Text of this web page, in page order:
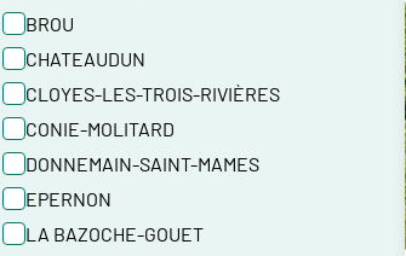
BROU
CHATEAUDUN
CLOYES-LES-TROIS-RIVIÈRES
CONIE-MOLITARD
DONNEMAIN-SAINT-MAMES
EPERNON
LA BAZOCHE-GOUET